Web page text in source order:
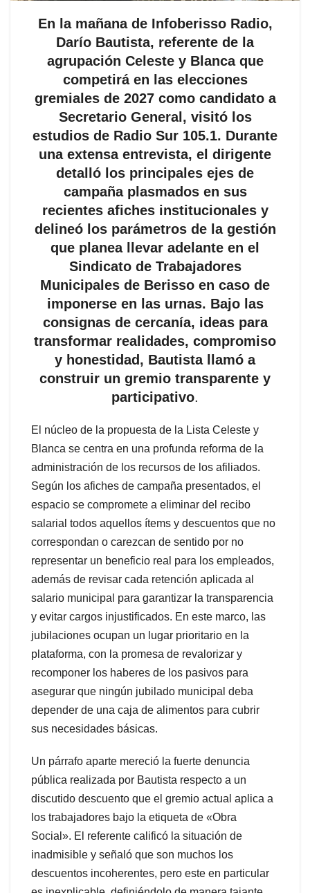
En la mañana de Infoberisso Radio,
Darío Bautista, referente de la
agrupación Celeste y Blanca que
competirá en las elecciones
gremiales de 2027 como candidato a
Secretario General, visitó los
estudios de Radio Sur 105.1. Durante
una extensa entrevista, el dirigente
detalló los principales ejes de
campaña plasmados en sus
recientes afiches institucionales y
delineó los parámetros de la gestión
que planea llevar adelante en el
Sindicato de Trabajadores
Municipales de Berisso en caso de
imponerse en las urnas. Bajo las
consignas de cercanía, ideas para
transformar realidades, compromiso
y honestidad, Bautista llamó a
construir un gremio transparente y
participativo.
El núcleo de la propuesta de la Lista Celeste y
Blanca se centra en una profunda reforma de la
administración de los recursos de los afiliados.
Según los afiches de campaña presentados, el
espacio se compromete a eliminar del recibo
salarial todos aquellos ítems y descuentos que no
correspondan o carezcan de sentido por no
representar un beneficio real para los empleados,
además de revisar cada retención aplicada al
salario municipal para garantizar la transparencia
y evitar cargos injustificados. En este marco, las
jubilaciones ocupan un lugar prioritario en la
plataforma, con la promesa de revalorizar y
recomponer los haberes de los pasivos para
asegurar que ningún jubilado municipal deba
depender de una caja de alimentos para cubrir
sus necesidades básicas.
Un párrafo aparte mereció la fuerte denuncia
pública realizada por Bautista respecto a un
discutido descuento que el gremio actual aplica a
los trabajadores bajo la etiqueta de «Obra
Social». El referente calificó la situación de
inadmisible y señaló que son muchos los
descuentos incoherentes, pero este en particular